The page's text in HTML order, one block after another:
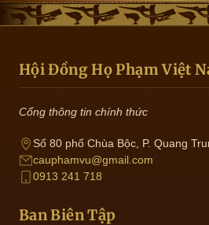
Hội Đồng Họ Phạm Việt
Cổng thông tin chính thức
Số 80 phố Chùa Bộc, P. Quang
cauphamvu@gmail.com
0913 241 718
Ban Biên Tập